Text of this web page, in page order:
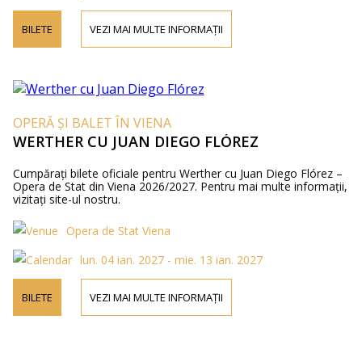
BILETE VEZI MAI MULTE INFORMAȚII
OPERĂ ȘI BALET ÎN VIENA
WERTHER CU JUAN DIEGO FLÓREZ
Cumpărați bilete oficiale pentru Werther cu Juan Diego Flórez –
Opera de Stat din Viena 2026/2027. Pentru mai multe informații,
vizitați site-ul nostru.
Opera de Stat Viena
lun. 04 ian. 2027 - mie. 13 ian. 2027
BILETE VEZI MAI MULTE INFORMAȚII